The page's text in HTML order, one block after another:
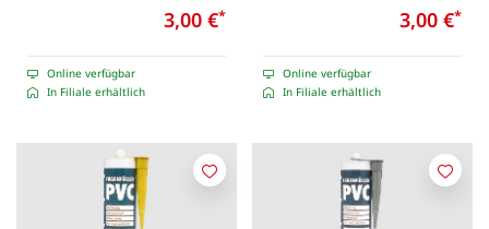
3,00 €*
Online verfügbar
In Filiale erhältlich
3,00 €*
Online verfügbar
In Filiale erhältlich
Merken